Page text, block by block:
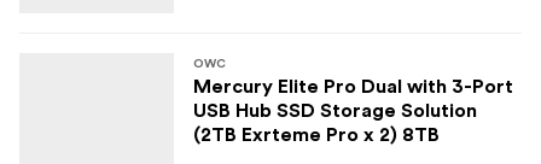
OWC
Mercury Elite Pro Dual with 3-Port
USB Hub SSD Storage Solution
(2TB Exrteme Pro x 2) 8TB